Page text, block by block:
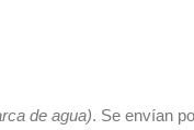
de agua). Se envían